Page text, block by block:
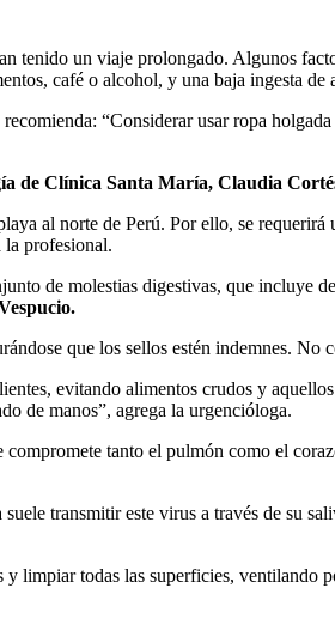
tenido un viaje prolongado. Algunos
café o alcohol, y una baja ingesta de
recomienda: “Considerar usar ropa
de Clínica Santa María, Claudia
al norte de Perú. Por ello, se requerirá
la profesional.
de molestias digestivas, que incluye
que los sellos estén indemnes.
evitando alimentos crudos y
de manos”, agrega la urgencióloga.
tanto el pulmón como el
transmitir este virus a través de su
limpiar todas las superficies,